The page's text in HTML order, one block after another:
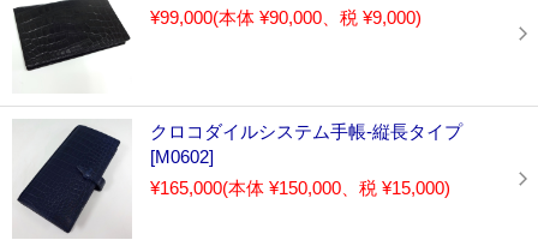
¥99,000(本体 ¥90,000、税 ¥9,000)
クロコダイルシステム手帳-縦長タイプ
[M0602]
¥165,000(本体 ¥150,000、税 ¥15,000)